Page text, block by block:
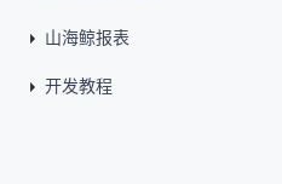
山海鲸报表
开发教程